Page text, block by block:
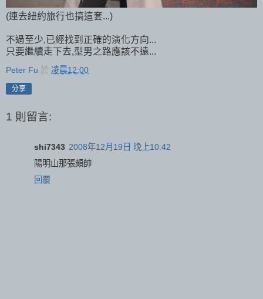
(連去紐約旅行也搞這套...)
不過至少,已經找到正確的演化方向...
只要繼續走下去,型男之路應該不遠...
Peter Fu 於 凌晨12:00
分享
1 則留言:
shi7343 2008年12月19日 晚上10:42
陽明山那張頗帥
回覆